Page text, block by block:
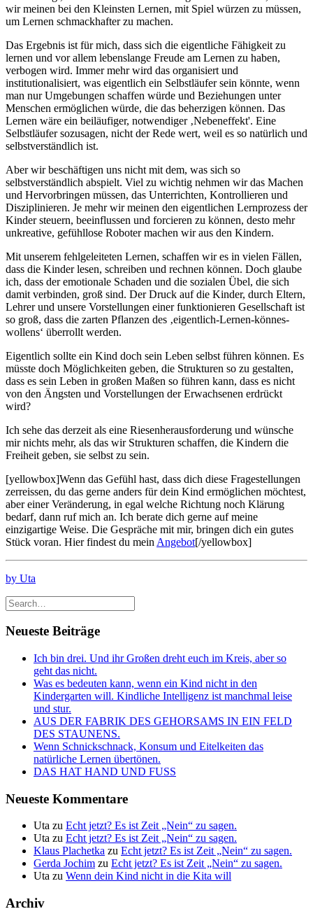
wir meinen bei den Kleinsten Lernen, mit Spiel würzen zu müssen,
um Lernen schmackhafter zu machen.
Das Ergebnis ist für mich, dass sich die eigentliche Fähigkeit zu
lernen und vor allem lebenslange Freude am Lernen zu haben,
verbogen wird. Immer mehr wird das organisiert und
institutionalisiert, was eigentlich ein Selbstläufer sein könnte, wenn
man nur Umgebungen schaffen würde und Beziehungen unter
Menschen ermöglichen würde, die das beherzigen können. Das
Lernen wäre ein beiläufiger, notwendiger ‚Nebeneffekt'. Eine
Selbstläufer sozusagen, nicht der Rede wert, weil es so natürlich und
selbstverständlich ist.
Aber wir beschäftigen uns nicht mit dem, was sich so
selbstverständlich abspielt. Viel zu wichtig nehmen wir das Machen
und Hervorbringen müssen, das Unterrichten, Kontrollieren und
Disziplinieren. Je mehr wir meinen den eigentlichen Lernprozess der
Kinder steuern, beeinflussen und forcieren zu können, desto mehr
unkreative, gefühllose Roboter machen wir aus den Kindern.
Mit unserem fehlgeleiteten Lernen, schaffen wir es in vielen Fällen,
dass die Kinder lesen, schreiben und rechnen können. Doch glaube
ich, dass der emotionale Schaden und die sozialen Übel, die sich
damit verbinden, groß sind. Der Druck auf die Kinder, durch Eltern,
Lehrer und unsere Vorstellungen einer funktionieren Gesellschaft ist
so groß, dass die zarten Pflanzen des ‚eigentlich-Lernen-könnes-
wollens‘ überrollt werden.
Eigentlich sollte ein Kind doch sein Leben selbst führen können. Es
müsste doch Möglichkeiten geben, die Strukturen so zu gestalten,
dass es sein Leben in großen Maßen so führen kann, dass es nicht
von den Ängsten und Vorstellungen der Erwachsenen erdrückt
wird?
Ich sehe das derzeit als eine Riesenherausforderung und wünsche
mir nichts mehr, als das wir Strukturen schaffen, die Kindern die
Freiheit geben, sie selbst zu sein.
[yellowbox]Wenn das Gefühl hast, dass dich diese Fragestellungen
zerreissen, du das gerne anders für dein Kind ermöglichen möchtest,
aber einer Veränderung, in egal welche Richtung noch Klärung
bedarf, dann ruf mich an. Ich berate dich gerne auf meine
einzigartige Weise. Die Gespräche mit mir, bringen dich ein gutes
Stück voran. Hier findest du mein Angebot[/yellowbox]
by Uta
Neueste Beiträge
Ich bin drei. Und ihr Großen dreht euch im Kreis, aber so
geht das nicht.
Was es bedeuten kann, wenn ein Kind nicht in den
Kindergarten will. Kindliche Intelligenz ist manchmal leise
und stur.
AUS DER FABRIK DES GEHORSAMS IN EIN FELD
DES STAUNENS.
Wenn Schnickschnack, Konsum und Eitelkeiten das
natürliche Lernen übertönen.
DAS HAT HAND UND FUSS
Neueste Kommentare
Uta zu Echt jetzt? Es ist Zeit „Nein“ zu sagen.
Uta zu Echt jetzt? Es ist Zeit „Nein“ zu sagen.
Klaus Plachetka zu Echt jetzt? Es ist Zeit „Nein“ zu sagen.
Gerda Jochim zu Echt jetzt? Es ist Zeit „Nein“ zu sagen.
Uta zu Wenn dein Kind nicht in die Kita will
Archiv